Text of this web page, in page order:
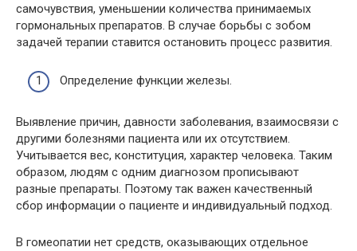
самочувствия, уменьшении количества принимаемых
гормональных препаратов. В случае борьбы с зобом
задачей терапии ставится остановить процесс развития.
Определение функции железы.
Выявление причин, давности заболевания, взаимосвязи с
другими болезнями пациента или их отсутствием.
Учитывается вес, конституция, характер человека. Таким
образом, людям с одним диагнозом прописывают
разные препараты. Поэтому так важен качественный
сбор информации о пациенте и индивидуальный подход.
В гомеопатии нет средств, оказывающих отдельное